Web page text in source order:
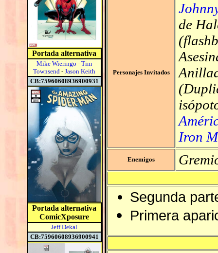
Portada alternativa
Mike Wieringo - Tim
Townsend - Jason Keith
CB:75960608936900931
Portada alternativa
ComicXposure
Jeff Dekal
CB:75960608936900941
Personajes Invitados
de
Iron
Enemigos
Segunda
Primera